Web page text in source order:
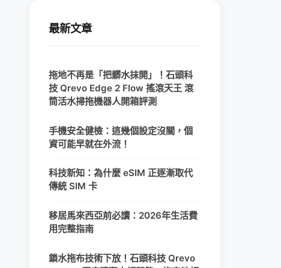
最新文章
拖地不再是「把髒水抹開」！石頭科
技 Qrevo Edge 2 Flow 搖滾天王 滾
筒活水掃拖機器人開箱評測
手機安全健檢：這幾個設定沒關，個
資可能早就在外流！
科技新知：為什麼 eSIM 正逐漸取代
傳統 SIM 卡
移居馬來西亞前必讀：2026年生活費
用完整指南
鎖水拖布技術下放！石頭科技 Qrevo